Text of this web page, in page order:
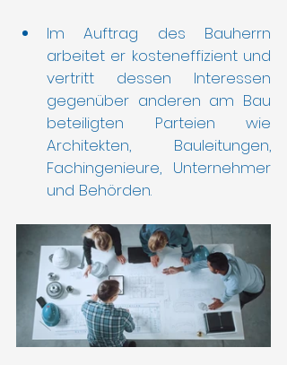
Im Auftrag des Bauherrn
arbeitet er kosteneffizient und
vertritt dessen Interessen
gegenüber anderen am Bau
beteiligten Parteien wie
Architekten, Bauleitungen,
Fachingenieure, Unternehmer
und Behörden.